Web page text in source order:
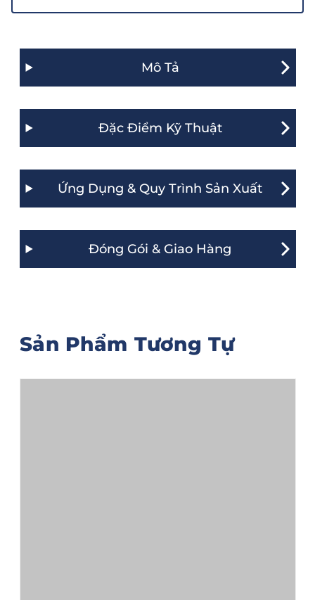
Mô Tả
Đặc Điểm Kỹ Thuật
Ứng Dụng & Quy Trình Sản Xuất
Đóng Gói & Giao Hàng
Sản Phẩm Tương Tự